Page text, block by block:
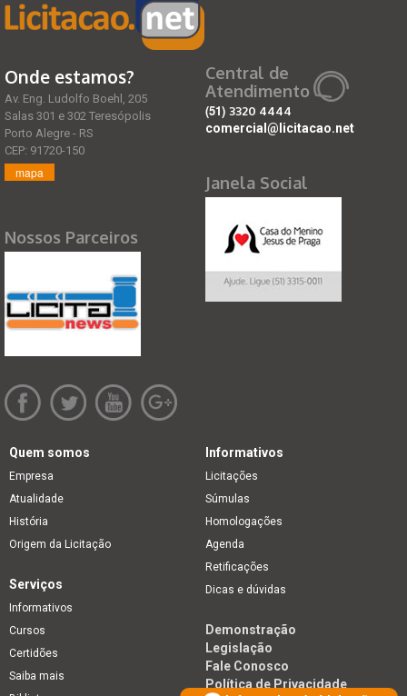
Onde estamos?
Av. Eng. Ludolfo Boehl, 205
Salas 301 e 302 Teresópolis
Porto Alegre - RS
CEP: 91720-150
mapa
Nossos Parceiros
Central de
Atendimento
(51) 3320 4444
comercial@licitacao.net
Janela Social
Quem somos
Empresa
Atualidade
História
Origem da Licitação
Informativos
Licitações
Súmulas
Homologações
Agenda
Retificações
Dicas e dúvidas
Serviços
Informativos
Cursos
Certidões
Saiba mais
Demonstração
Legislação
Fale Conosco
Política de Privacidade